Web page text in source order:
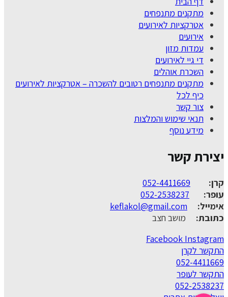
מתקנים מתנפחים
אטרקציות לאירועים
אירועים
עמדות מזון
די גיי לאירועים
השכרת אוהלים
מתקנים מתנפחים רטובים להשכרה – אטרקציות לאירועים
כיף לכל
צור קשר
תנאי שימוש והמלצות
מידע נוסף
יצירת קשר
קרן:
052-4411669
עופר:
052-2538237
אימייל:
keflakol@gmail.com
כתובת: מושב חצב
Facebook Instagram
התקשר לקרן
052-4411669
התקשר לעופר
052-2538237